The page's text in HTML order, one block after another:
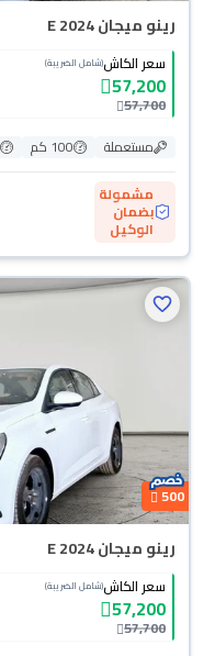
رينو ميجان E 2024
سعر الكاش(شامل الضريبة)
57,200
57,700
مستعملة 100 كم
مشمولة
بضمان
الوكيل
500
رينو ميجان E 2024
سعر الكاش(شامل الضريبة)
57,200
57,700